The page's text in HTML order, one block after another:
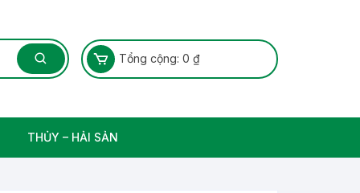
Tổng cộng: 0 ₫
THỦY – HẢI SẢN